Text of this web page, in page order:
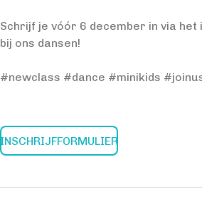
Schrijf je vóór 6 december in via
bij ons dansen!
#newclass #dance #minikids
INSCHRIJFFORMULIER